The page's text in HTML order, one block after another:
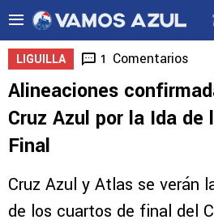
LIGUILLA 1 Comentarios
Alineaciones
Cruz Azul por la Ida de
Final
Cruz Azul y Atlas se verán
de los cuartos de final del